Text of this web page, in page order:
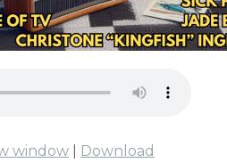
window
Download